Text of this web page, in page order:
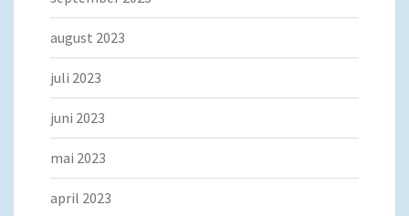
august 2023
juli 2023
juni 2023
mai 2023
april 2023